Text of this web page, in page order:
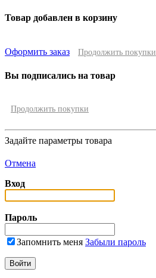
Товар добавлен в корзину
Оформить заказ Продолжить покупки
Вы подписались на товар
Продолжить покупки
Задайте параметры товара
Отмена
Вход
Пароль
Запомнить меня Забыли пароль